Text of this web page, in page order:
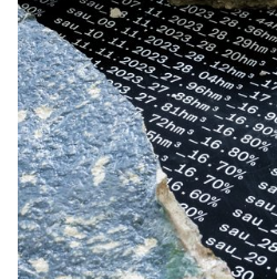
3D afin de comprendre les enjeux
commerciaux liés à la création
collaboration a offert aux
outils et aux possibilités du médium
dans les processus de création
hyperréalistes, tout en mettant en
dimension artistique et
notre identité » – Amine Ghorab &
Paris. Fondé à Paris en 2018 par les
Ghorab et Scott Renau, Area of
visuels contemporains distinctifs,
direction photographique
domaines de la mode, du luxe et de
créatif est devenu un acteur majeur
contemporaine.